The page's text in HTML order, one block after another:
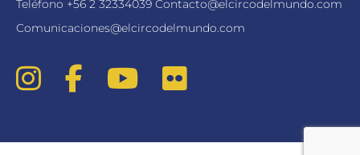
Teléfono +56 2 32334039 Contacto@elcircodelmundo.com
Comunicaciones@elcircodelmundo.com